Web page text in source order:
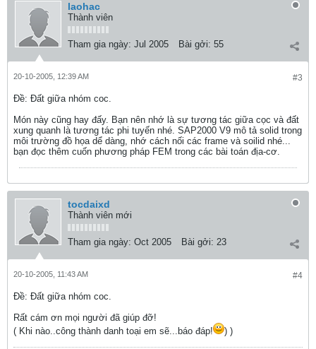
laohac
Thành viên
Tham gia ngày: Jul 2005 Bài gởi: 55
#3
20-10-2005, 12:39 AM
Ðề: Đất giữa nhóm coc.
Món này cũng hay đấy. Bạn nên nhớ là sự tương tác giữa cọc và đất
xung quanh là tương tác phi tuyến nhé. SAP2000 V9 mô tả solid trong
môi trường đồ họa dể dàng, nhớ cách nối các frame và soilid nhé...
bạn đọc thêm cuốn phương pháp FEM trong các bài toán địa-cơ.
tocdaixd
Thành viên mới
Tham gia ngày: Oct 2005 Bài gởi: 23
#4
20-10-2005, 11:43 AM
Ðề: Đất giữa nhóm coc.
Rất cám ơn mọi người đã giúp đỡ!
( Khi nào..công thành danh toại em sẽ...báo đáp!
) )